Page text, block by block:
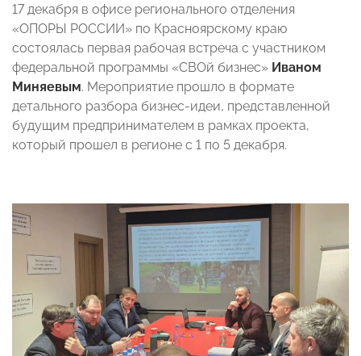
17 декабря в офисе регионального отделения
«ОПОРЫ РОССИИ» по Красноярскому краю
состоялась первая рабочая встреча с участником
федеральной программы «СВОй бизнес» Иваном
Миняевым. Мероприятие прошло в формате
детального разбора бизнес-идеи, представленной
будущим предпринимателем в рамках проекта,
который прошел в регионе с 1 по 5 декабря.